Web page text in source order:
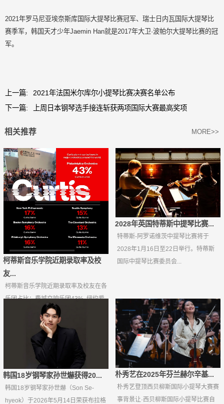
2021年罗马尼亚埃奈斯库国际大提琴比赛冠军、瑞士日内瓦国际大提琴比
赛季军，韩国天才少年Jaemin Han就是2017年大卫·波帕尔大提琴比赛的冠
军。
上一篇:
2021年法国米尔库尔小提琴比赛决赛名单公布
下一篇:
上周日本钢琴选手接连斩获两项国际大赛最高奖项
相关推荐 MORE>>
柯蒂斯音乐学院近期录取率及校
友...
柯蒂斯音乐学院近期录取率及校友在各
乐团占比：费城交响乐团43%, 纽约爱
乐17%，波士顿交响...
2028年英国特蒂斯中提琴比赛...
特蒂斯-阿罗诺维茨中提琴比赛将于
2028年1月16日至22日举行。特蒂斯
国际中提琴比赛委员会...
韩国18岁钢琴家孙世爀获得20...
韩国18岁钢琴家孙世爀（Son Se-
hyeok）于2026年5月14日荣获布拉格
朴秀艺在2025年芬兰赫尔辛基...
朴秀艺登顶西贝柳斯国际小提琴大赛赛
事背景让·西贝柳斯国际小提琴比赛自